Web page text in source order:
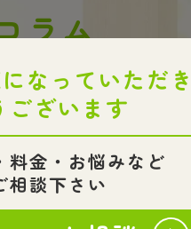
根管治療
審美治療・ホワイトニング
小児歯科・小児矯正
入れ歯・インプラント
ラム
ム 歯の役割ってなぁに？